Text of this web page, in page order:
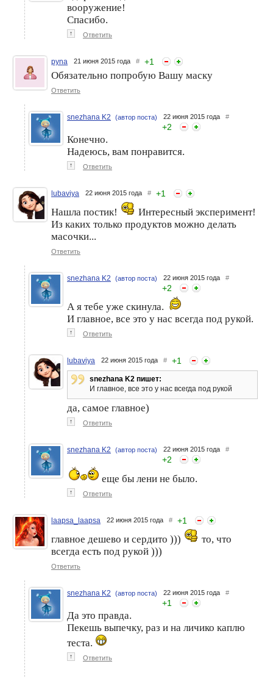
вооружение!
Спасибо.
↑ Ответить
pyna 21 июня 2015 года # +1
Обязательно попробую Вашу маску
Ответить
snezhana K2 (автор поста) 22 июня 2015 года #
+2
Конечно.
Надеюсь, вам понравится.
↑ Ответить
lubaviya 22 июня 2015 года # +1
Нашла постик!
Интересный эксперимент!
Из каких только продуктов можно делать
масочки...
Ответить
snezhana K2 (автор поста) 22 июня 2015 года #
+2
А я тебе уже скинула.
И главное, все это у нас всегда под рукой.
↑ Ответить
lubaviya 22 июня 2015 года # +1
snezhana K2 пишет:
И главное, все это у нас всегда под рукой
да, самое главное)
↑ Ответить
snezhana K2 (автор поста) 22 июня 2015 года #
+2
еще бы лени не было.
↑ Ответить
laapsa_laapsa 22 июня 2015 года # +1
главное дешево и сердито )))
то, что
всегда есть под рукой )))
Ответить
snezhana K2 (автор поста) 22 июня 2015 года #
+1
Да это правда.
Пекешь выпечку, раз и на личико каплю
теста.
↑ Ответить